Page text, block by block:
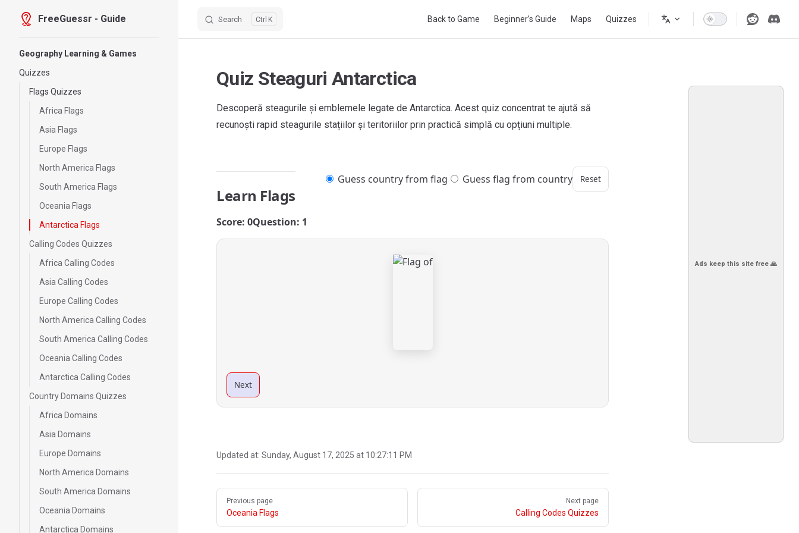
Skip to content
FreeGuessr - Guide Search K Back to Game Beginner’s Guide Maps Quizzes
Geography Learning & Games
Quizzes
Flags Quizzes
Africa Flags
Asia Flags
Europe Flags
North America Flags
South America Flags
Oceania Flags
Antarctica Flags
Calling Codes Quizzes
Africa Calling Codes
Asia Calling Codes
Europe Calling Codes
North America Calling Codes
South America Calling Codes
Oceania Calling Codes
Antarctica Calling Codes
Country Domains Quizzes
Africa Domains
Asia Domains
Europe Domains
North America Domains
South America Domains
Oceania Domains
Antarctica Domains
Ads keep this site free 🙏
Quiz Steaguri Antarctica
Descoperă steagurile și emblemele legate de Antarctica. Acest quiz concentrat te ajută să
recunoști rapid steagurile stațiilor și teritoriilor prin practică simplă cu opțiuni multiple.
Learn Flags
Guess country from flag Guess flag from country Reset
Score: 0Question: 1
Next
Updated at: Sunday, August 17, 2025 at 10:27:11 PM
Pager
Previous page
Oceania Flags
Next page
Calling Codes Quizzes